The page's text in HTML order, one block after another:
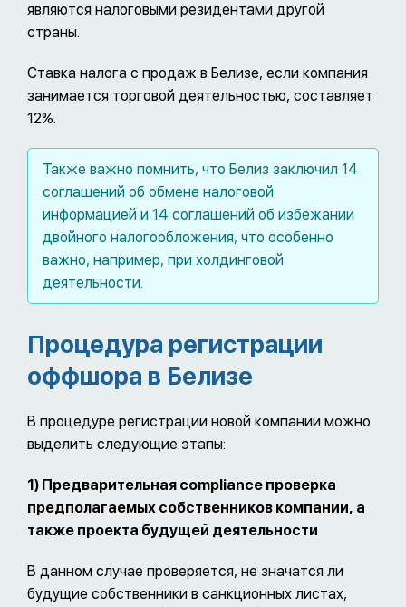
являются налоговыми резидентами другой
страны.
Ставка налога с продаж в Белизе, если компания
занимается торговой деятельностью, составляет
12%.
Также важно помнить, что Белиз заключил 14
соглашений об обмене налоговой
информацией и 14 соглашений об избежании
двойного налогообложения, что особенно
важно, например, при холдинговой
деятельности.
Процедура регистрации
оффшора в Белизе
В процедуре регистрации новой компании можно
выделить следующие этапы:
1) Предварительная compliance проверка
предполагаемых собственников компании, а
также проекта будущей деятельности
В данном случае проверяется, не значатся ли
будущие собственники в санкционных листах,